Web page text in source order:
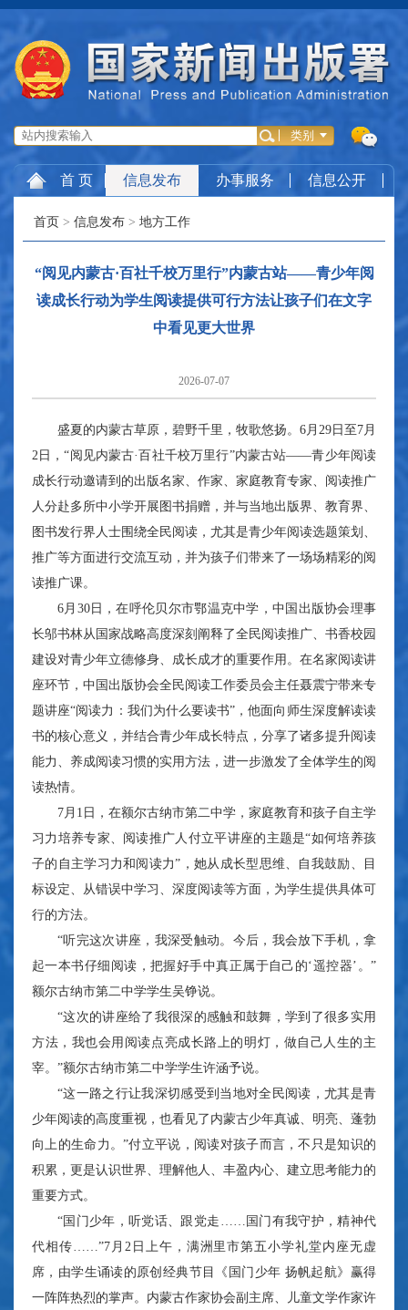
首 页 信息发布 办事服务 信息公开
首页 > 信息发布 > 地方工作
“阅见内蒙古·百社千校万里行”内蒙古站——青少年阅
读成长行动为学生阅读提供可行方法让孩子们在文字
中看见更大世界
2026-07-07
盛夏的内蒙古草原，碧野千里，牧歌悠扬。6月29日至7月
2日，“阅见内蒙古·百社千校万里行”内蒙古站——青少年阅读
成长行动邀请到的出版名家、作家、家庭教育专家、阅读推广
人分赴多所中小学开展图书捐赠，并与当地出版界、教育界、
图书发行界人士围绕全民阅读，尤其是青少年阅读选题策划、
推广等方面进行交流互动，并为孩子们带来了一场场精彩的阅
读推广课。
6月30日，在呼伦贝尔市鄂温克中学，中国出版协会理事
长邬书林从国家战略高度深刻阐释了全民阅读推广、书香校园
建设对青少年立德修身、成长成才的重要作用。在名家阅读讲
座环节，中国出版协会全民阅读工作委员会主任聂震宁带来专
题讲座“阅读力：我们为什么要读书”，他面向师生深度解读读
书的核心意义，并结合青少年成长特点，分享了诸多提升阅读
能力、养成阅读习惯的实用方法，进一步激发了全体学生的阅
读热情。
7月1日，在额尔古纳市第二中学，家庭教育和孩子自主学
习力培养专家、阅读推广人付立平讲座的主题是“如何培养孩
子的自主学习力和阅读力”，她从成长型思维、自我鼓励、目
标设定、从错误中学习、深度阅读等方面，为学生提供具体可
行的方法。
“听完这次讲座，我深受触动。今后，我会放下手机，拿
起一本书仔细阅读，把握好手中真正属于自己的‘遥控器’。”
额尔古纳市第二中学学生吴铮说。
“这次的讲座给了我很深的感触和鼓舞，学到了很多实用
方法，我也会用阅读点亮成长路上的明灯，做自己人生的主
宰。”额尔古纳市第二中学学生许涵予说。
“这一路之行让我深切感受到当地对全民阅读，尤其是青
少年阅读的高度重视，也看见了内蒙古少年真诚、明亮、蓬勃
向上的生命力。”付立平说，阅读对孩子而言，不只是知识的
积累，更是认识世界、理解他人、丰盈内心、建立思考能力的
重要方式。
“国门少年，听党话、跟党走……国门有我守护，精神代
代相传……”7月2日上午，满洲里市第五小学礼堂内座无虚
席，由学生诵读的原创经典节目《国门少年 扬帆起航》赢得
一阵阵热烈的掌声。内蒙古作家协会副主席、儿童文学作家许